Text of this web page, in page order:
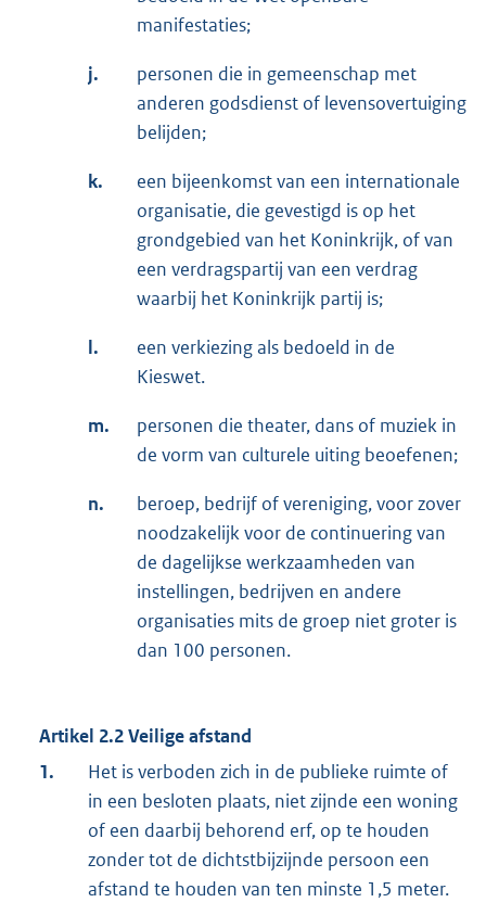
manifestaties;
j.
personen die in gemeenschap met
anderen godsdienst of levensovertuiging
belijden;
k.
een bijeenkomst van een internationale
organisatie, die gevestigd is op het
grondgebied van het Koninkrijk, of van
een verdragspartij van een verdrag
waarbij het Koninkrijk partij is;
l.
een verkiezing als bedoeld in de
Kieswet.
m.
personen die theater, dans of muziek in
de vorm van culturele uiting beoefenen;
n.
beroep, bedrijf of vereniging, voor zover
noodzakelijk voor de continuering van
de dagelijkse werkzaamheden van
instellingen, bedrijven en andere
organisaties mits de groep niet groter is
dan 100 personen.
Artikel 2.2 Veilige afstand
1.
Het is verboden zich in de publieke ruimte of
in een besloten plaats, niet zijnde een woning
of een daarbij behorend erf, op te houden
zonder tot de dichtstbijzijnde persoon een
afstand te houden van ten minste 1,5 meter.